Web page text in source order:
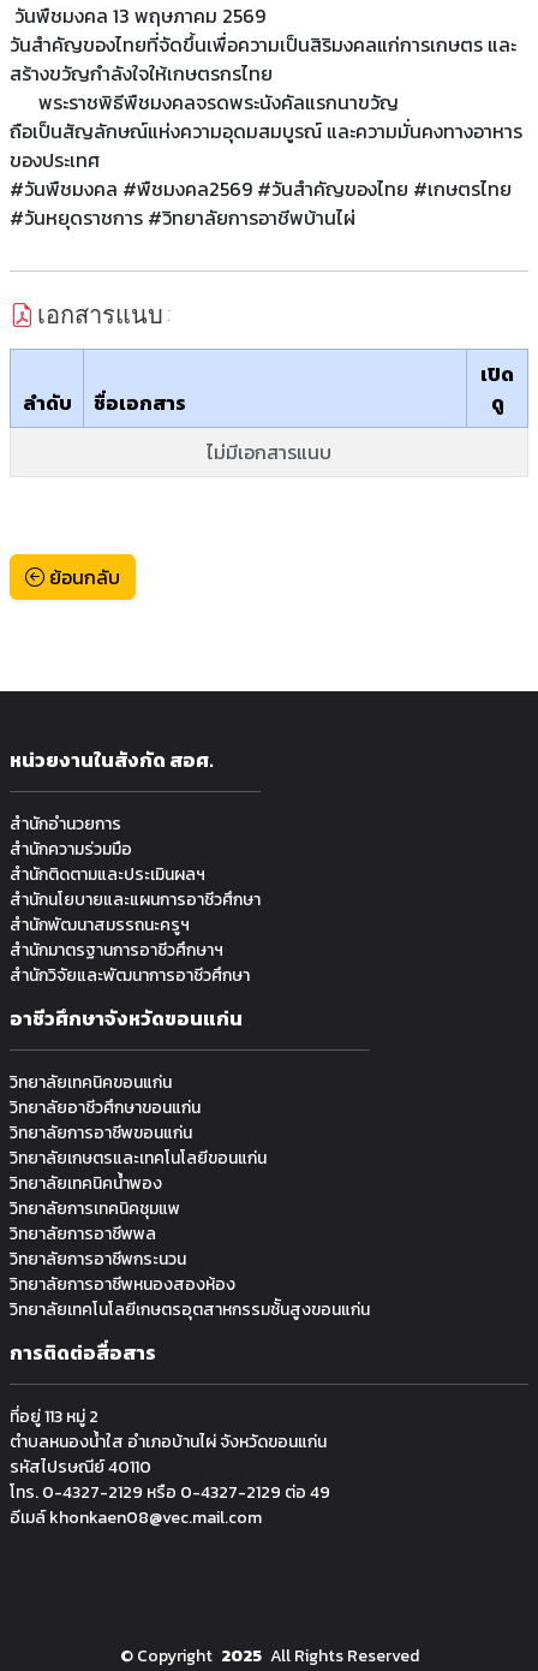
วันพืชมงคล 13 พฤษภาคม 2569
วันสำคัญของไทยที่จัดขึ้นเพื่อความเป็นสิริมงคลแก่การเกษตร และ
สร้างขวัญกำลังใจให้เกษตรกรไทย
พระราชพิธีพืชมงคลจรดพระนังคัลแรกนาขวัญ
ถือเป็นสัญลักษณ์แห่งความอุดมสมบูรณ์ และความมั่นคงทางอาหาร
ของประเทศ
#วันพืชมงคล #พืชมงคล2569 #วันสำคัญของไทย #เกษตรไทย
#วันหยุดราชการ #วิทยาลัยการอาชีพบ้านไผ่
เอกสารแนบ :
ลำดับ ชื่อเอกสาร
เปิด
ดู
ไม่มีเอกสารแนบ
ย้อนกลับ
หน่วยงานในสังกัด สอศ.
สำนักอำนวยการ
สำนักความร่วมมือ
สำนักติดตามและประเมินผลฯ
สำนักนโยบายและแผนการอาชีวศึกษา
สำนักพัฒนาสมรรถนะครูฯ
สำนักมาตรฐานการอาชีวศึกษาฯ
สำนักวิจัยและพัฒนาการอาชีวศึกษา
อาชีวศึกษาจังหวัดขอนแก่น
วิทยาลัยเทคนิคขอนแก่น
วิทยาลัยอาชีวศึกษาขอนแก่น
วิทยาลัยการอาชีพขอนแก่น
วิทยาลัยเกษตรและเทคโนโลยีขอนแก่น
วิทยาลัยเทคนิคน้ำพอง
วิทยาลัยการเทคนิคชุมแพ
วิทยาลัยการอาชีพพล
วิทยาลัยการอาชีพกระนวน
วิทยาลัยการอาชีพหนองสองห้อง
วิทยาลัยเทคโนโลยีเกษตรอุตสาหกรรมช้ันสูงขอนแก่น
การติดต่อสื่อสาร
ที่อยู่ 113 หมู่ 2
ตำบลหนองน้ำใส อำเภอบ้านไผ่ จังหวัดขอนแก่น
รหัสไปรษณีย์ 40110
โทร. 0-4327-2129 หรือ 0-4327-2129 ต่อ 49
อีเมล์ khonkaen08@vec.mail.com
©Copyright 2025 All Rights Reserved